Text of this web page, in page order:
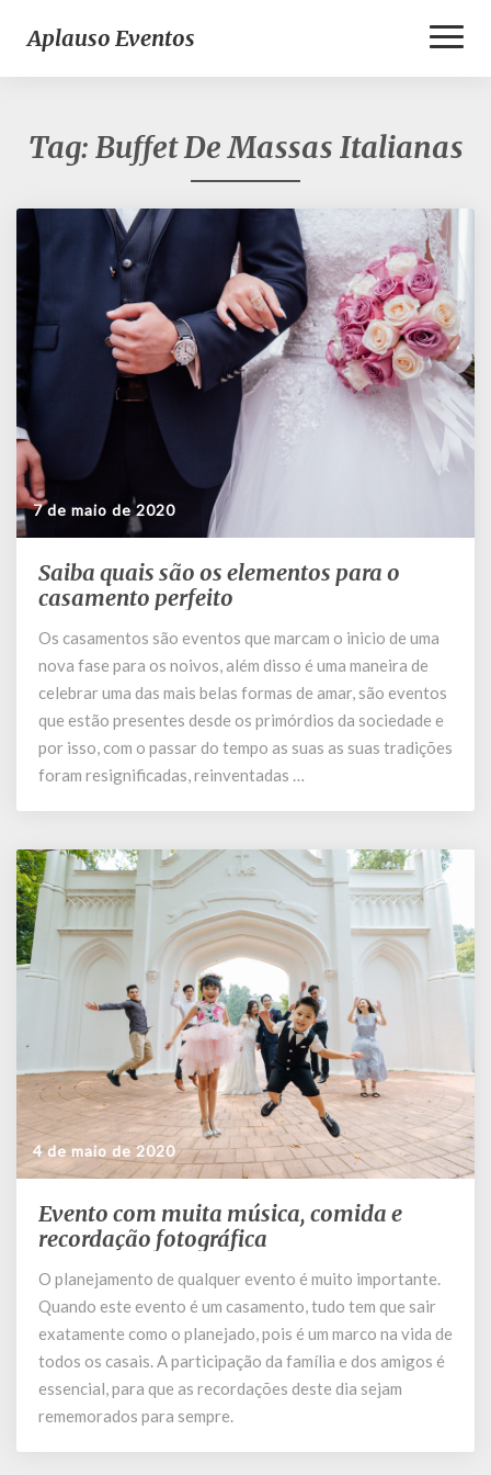
Aplauso Eventos
Tag: Buffet De Massas Italianas
7 de maio de 2020
Saiba
quais
os
elementos
para
o
casamento
perfeito
Saiba quais são os elementos para o
casamento perfeito
Os casamentos são eventos que marcam o inicio de uma
nova fase para os noivos, além disso é uma maneira de
celebrar uma das mais belas formas de amar, são eventos
que estão presentes desde os primórdios da sociedade e
por isso, com o passar do tempo as suas as suas tradições
foram resignificadas, reinventadas …
4 de maio de 2020
Evento
com
música,
comida
e
recordação
fotográfica
Evento com muita música, comida e
recordação fotográfica
O planejamento de qualquer evento é muito importante.
Quando este evento é um casamento, tudo tem que sair
exatamente como o planejado, pois é um marco na vida de
todos os casais. A participação da família e dos amigos é
essencial, para que as recordações deste dia sejam
rememorados para sempre.